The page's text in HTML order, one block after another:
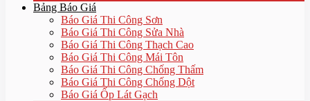
Bảng Báo Giá
Báo Giá Thi Công Sơn
Báo Giá Thi Công Sửa Nhà
Báo Giá Thi Công Thạch Cao
Báo Giá Thi Công Mái Tôn
Báo Giá Thi Công Chống Thấm
Báo Giá Thi Công Chống Dột
Báo Giá Ốp Lát Gạch